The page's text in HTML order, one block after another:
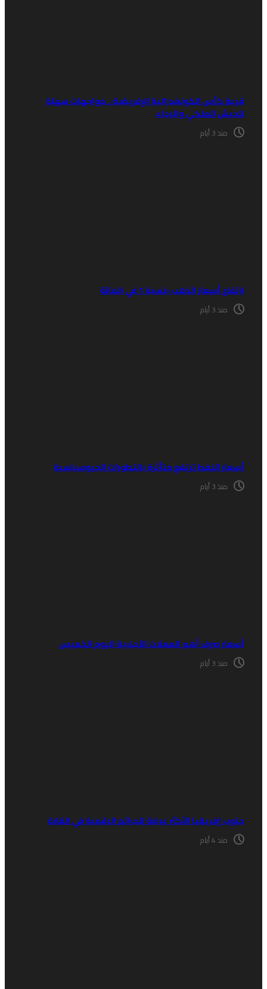
كأس الكونفدرالية الإفريقية.. مواجهات سهلة
الملكي والرجاء
منذ 3 أيام
أسعار الذهب بنسبة 1 في المائة
منذ 3 أيام
النفط ترتفع متأثرة بالتطورات الجيوسياسية
منذ 3 أيام
صرف أهم العملات الأجنبية اليوم الخميس
منذ 3 أيام
إفريقيا الأكثر عرضة للجرائم الرقمية في القارة
منذ 4 أيام